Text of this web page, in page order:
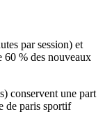
par session) et
60 % des nouveaux
conservent une part
de paris sportif